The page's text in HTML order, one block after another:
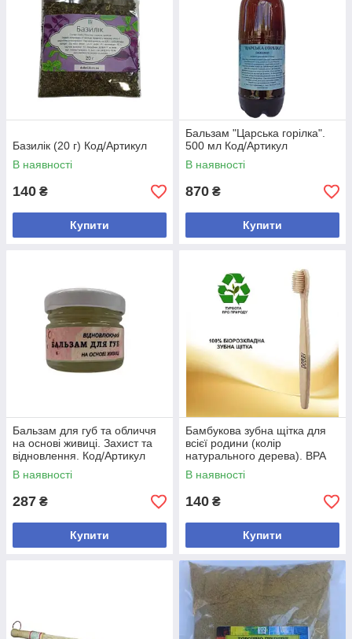
Базилік (20 г) Код/Артикул
В наявності
140 ₴
Купити
Бальзам "Царська горілка".
500 мл Код/Артикул
В наявності
870 ₴
Купити
Бальзам для губ та обличчя
на основі живиці. Захист та
відновлення. Код/Артикул
В наявності
287 ₴
Купити
Бамбукова зубна щітка для
всієї родини (колір
натурального дерева). BPA
free Код/Артикул
В наявності
140 ₴
Купити